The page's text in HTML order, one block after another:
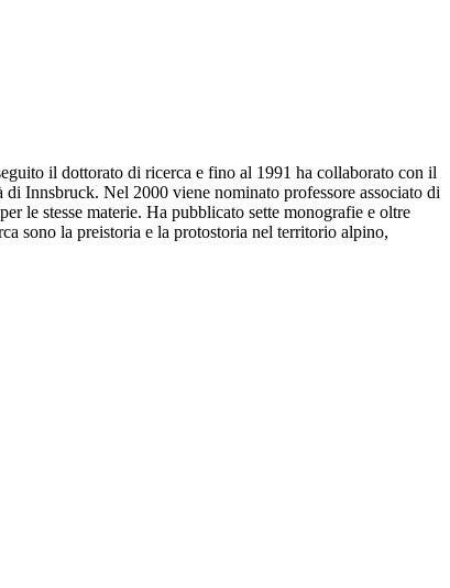
il dottorato di ricerca e fino al 1991 ha collaborato con il
Innsbruck. Nel 2000 viene nominato professore associato di
le stesse materie. Ha pubblicato sette monografie e oltre
sono la preistoria e la protostoria nel territorio alpino,